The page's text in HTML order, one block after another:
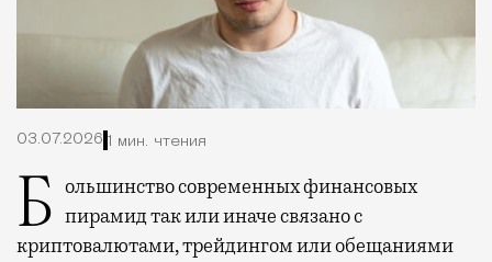
03.07.2026 1 мин. чтения
Большинство современных финансовых пирамид так или иначе связано с
криптовалютами, трейдингом или обещаниями